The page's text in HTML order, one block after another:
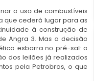
o uso de combustíveis
que cederá lugar para as
à construção de
Angra 3. Mas a decisão
esbarra no pré-sal: o
dos leilões já realizados
pela Petrobras, o que